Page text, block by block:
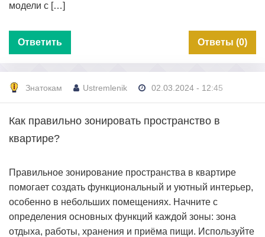
модели с […]
Ответить Ответы (0)
Знатокам Ustremlenik 02.03.2024 - 12:45
Как правильно зонировать пространство в
квартире?
Правильное зонирование пространства в квартире
помогает создать функциональный и уютный интерьер,
особенно в небольших помещениях. Начните с
определения основных функций каждой зоны: зона
отдыха, работы, хранения и приёма пищи. Используйте